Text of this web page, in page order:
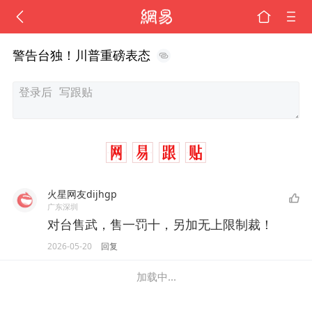
警告台独！川普重磅表态
火星网友dijhgp
广东深圳
对台售武，售一罚十，另加无上限制裁！
2026-05-20 回复
加载中...